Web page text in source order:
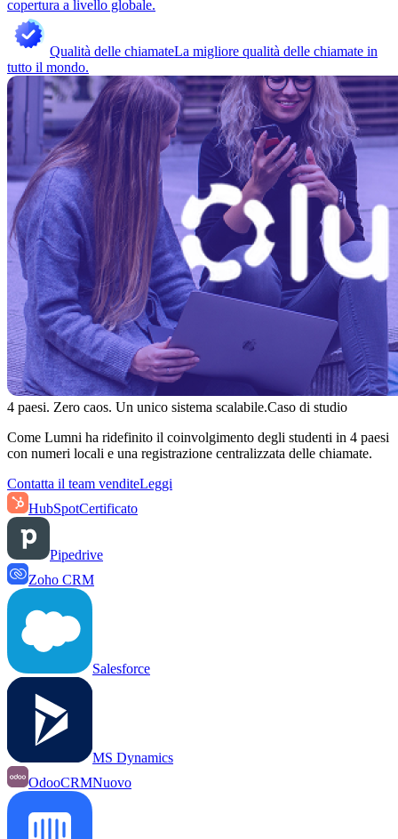
copertura a livello globale.
Qualità delle chiamateLa migliore qualità delle chiamate in
tutto il mondo.
4 paesi. Zero caos. Un unico sistema scalabile.Caso di studio
Come Lumni ha ridefinito il coinvolgimento degli studenti in 4 paesi
con numeri locali e una registrazione centralizzata delle chiamate.
Contatta il team venditeLeggi
HubSpotCertificato
Pipedrive
Zoho CRM
Salesforce
MS Dynamics
OdooCRMNuovo